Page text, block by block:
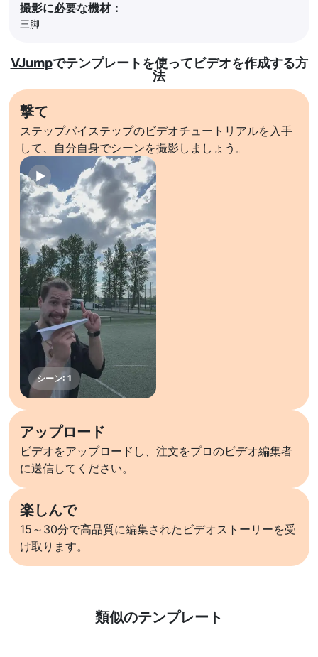
撮影に必要な機材：
三脚
VJumpでテンプレートを使ってビデオを作成する方
法
撃て
ステップバイステップのビデオチュートリアルを入手
して、自分自身でシーンを撮影しましょう。
アップロード
ビデオをアップロードし、注文をプロのビデオ編集者
に送信してください。
楽しんで
15～30分で高品質に編集されたビデオストーリーを受
け取ります。
類似のテンプレート
詳しくはこちら